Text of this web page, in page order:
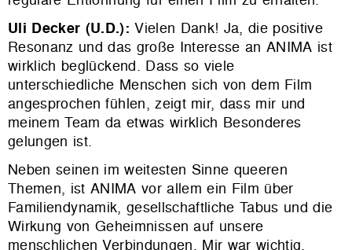
Uli Decker (U.D.): Vielen Dank! Ja, die positive
Resonanz und das große Interesse an ANIMA ist
wirklich beglückend. Dass so viele
unterschiedliche Menschen sich von dem Film
angesprochen fühlen, zeigt mir, dass mir und
meinem Team da etwas wirklich Besonderes
gelungen ist.
Neben seinen im weitesten Sinne queeren
Themen, ist ANIMA vor allem ein Film über
Familiendynamik, gesellschaftliche Tabus und die
Wirkung von Geheimnissen auf unsere
menschlichen Verbindungen. Mir war wichtig,